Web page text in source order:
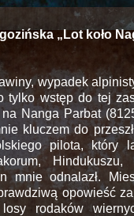
„Lot koło
wypadek
tylko wstęp do tej
Nanga Parbat (
kluczem do
pilota, który
mnie odnalazł.
opowieść
rodaków